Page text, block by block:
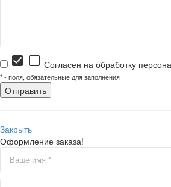
check_box check_box_outline_blank Согласен на обработку
*- поля, обязательные для заполнения
Закрыть
Оформление заказа!